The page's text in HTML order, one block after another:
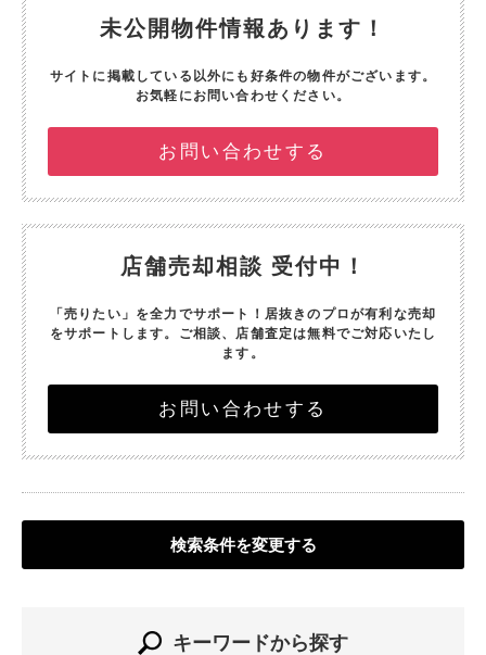
未公開物件情報あります！
サイトに掲載している以外にも好条件の物件がございます。
お気軽にお問い合わせください。
お問い合わせする
店舗売却相談 受付中！
「売りたい」を全力でサポート！ 居抜きのプロが有利な売却
をサポートします。 ご相談、店舗査定は無料でご対応いたし
ます。
お問い合わせする
検索条件を変更する
キーワードから探す